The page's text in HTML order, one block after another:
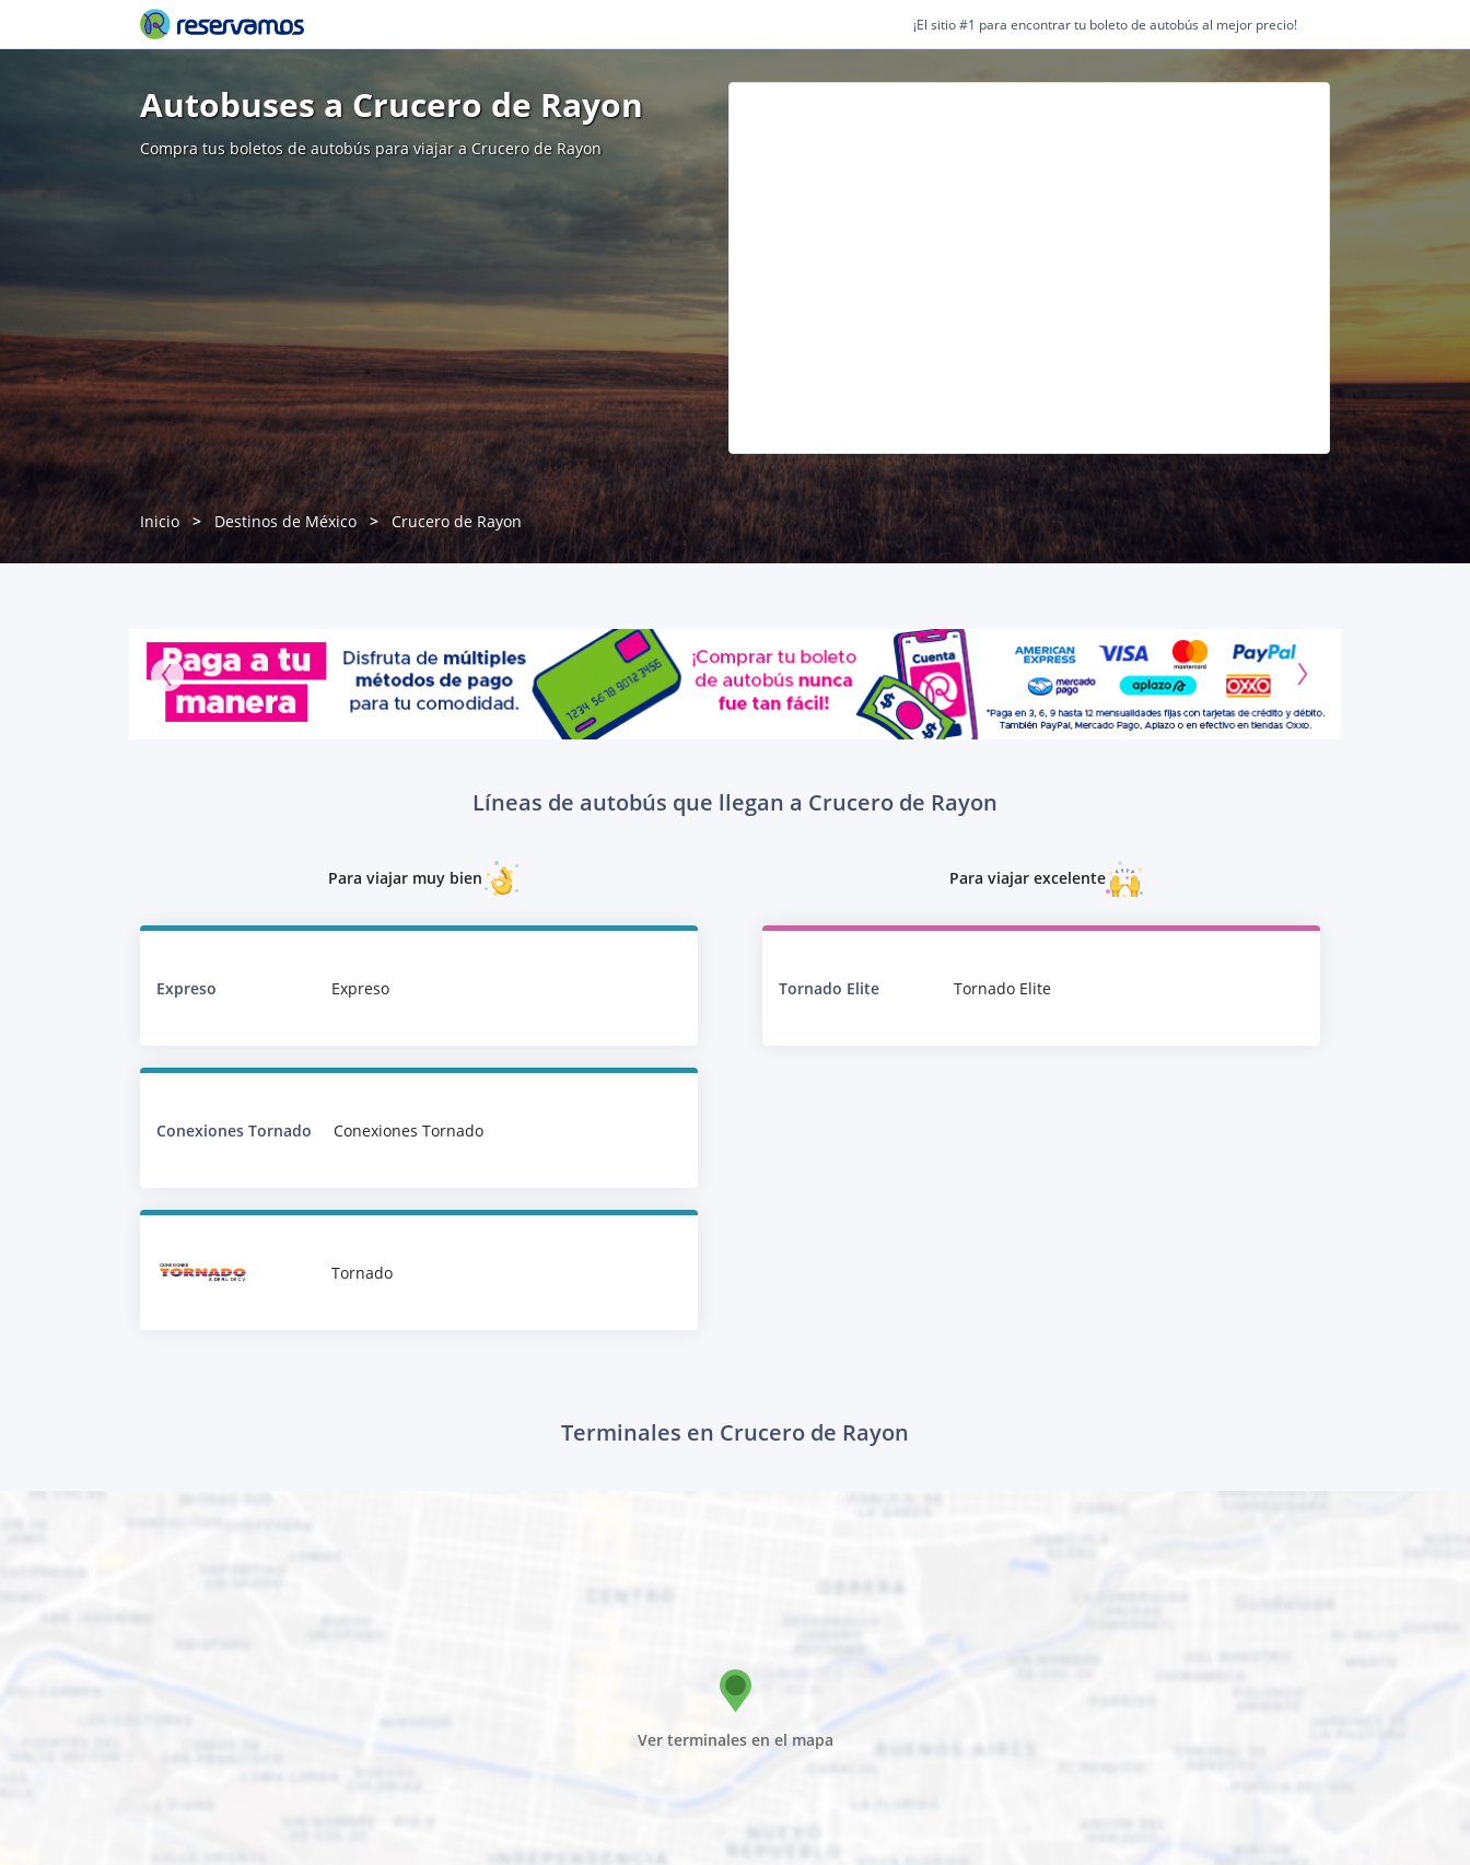
¡El sitio #1 para encontrar tu boleto de autobús al mejor precio!
Autobuses a Crucero de Rayon
Compra tus boletos de autobús para viajar a Crucero de Rayon
Inicio Destinos de México Crucero de Rayon
Líneas de autobús que llegan a Crucero de Rayon
Para viajar muy bien
Expreso Expreso
Conexiones Tornado Conexiones Tornado
Tornado
Para viajar excelente
Tornado Elite Tornado Elite
Terminales en Crucero de Rayon
Ver terminales en el mapa